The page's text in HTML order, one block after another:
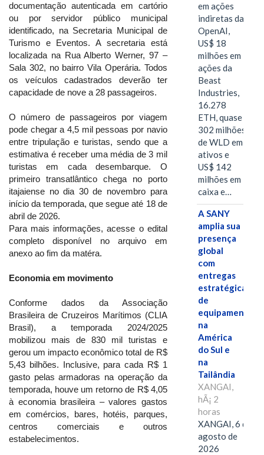
documentação autenticada em cartório
ou por servidor público municipal
identificado, na Secretaria Municipal de
Turismo e Eventos. A secretaria está
localizada na Rua Alberto Werner, 97 –
Sala 302, no bairro Vila Operária. Todos
os veículos cadastrados deverão ter
capacidade de nove a 28 passageiros.
O número de passageiros por viagem
pode chegar a 4,5 mil pessoas por navio
entre tripulação e turistas, sendo que a
estimativa é receber uma média de 3 mil
turistas em cada desembarque. O
primeiro transatlântico chega no porto
itajaiense no dia 30 de novembro para
início da temporada, que segue até 18 de
abril de 2026.
Para mais informações, acesse o edital
completo disponível no arquivo em
anexo ao fim da matéra.
Economia em movimento
Conforme dados da Associação
Brasileira de Cruzeiros Marítimos (CLIA
Brasil), a temporada 2024/2025
mobilizou mais de 830 mil turistas e
gerou um impacto econômico total de R$
5,43 bilhões. Inclusive, para cada R$ 1
gasto pelas armadoras na operação da
temporada, houve um retorno de R$ 4,05
à economia brasileira – valores gastos
em comércios, bares, hotéis, parques,
centros comerciais e outros
estabelecimentos.
em ações
indiretas da
OpenAI,
US$ 18
milhões em
ações da
Beast
Industries,
16.278
ETH, quase
302 milhões
de WLD em
ativos e
US$ 142
milhões em
caixa e…
A SANY
amplia sua
presença
global
com
entregas
estratégicas
de
equipamentos
na
América
do Sul e
na
Tailândia
XANGAI,
hÃ¡ 2
horas
XANGAI, 6 de
agosto de
2026